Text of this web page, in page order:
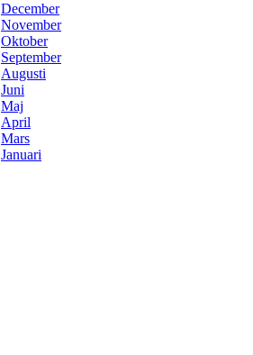
December
November
Oktober
September
Augusti
Juni
Maj
April
Mars
Januari